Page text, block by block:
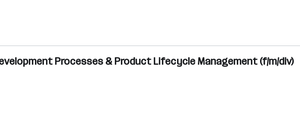
Processes & Product Lifecycle Management (f/m/div)